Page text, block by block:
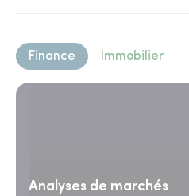
Finance Immobilier
Analyses de marchés